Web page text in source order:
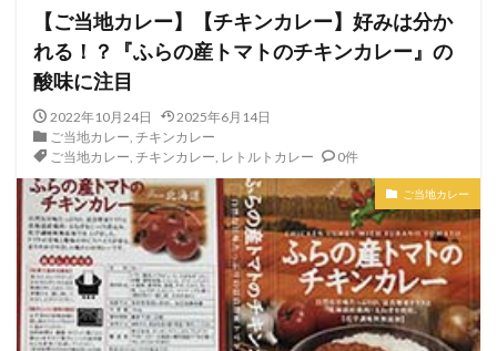
【ご当地カレー】【チキンカレー】好みは分か
れる！？『ふらの産トマトのチキンカレー』の
酸味に注目
2022年10月24日
2025年6月14日
ご当地カレー, チキンカレー
ご当地カレー, チキンカレー, レトルトカレー 0件
ご当地カレー